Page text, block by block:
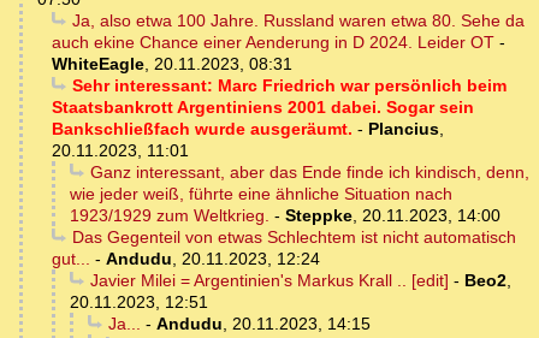
Ja, also etwa 100 Jahre. Russland waren etwa 80. Sehe da
auch ekine Chance einer Aenderung in D 2024. Leider OT -
WhiteEagle, 20.11.2023, 08:31
Sehr interessant: Marc Friedrich war persönlich beim
Staatsbankrott Argentiniens 2001 dabei. Sogar sein
Bankschließfach wurde ausgeräumt. - Plancius,
20.11.2023, 11:01
Ganz interessant, aber das Ende finde ich kindisch, denn,
wie jeder weiß, führte eine ähnliche Situation nach
1923/1929 zum Weltkrieg. - Steppke, 20.11.2023, 14:00
Das Gegenteil von etwas Schlechtem ist nicht automatisch
gut... - Andudu, 20.11.2023, 12:24
Javier Milei = Argentinien's Markus Krall .. [edit] - Beo2,
20.11.2023, 12:51
Ja... - Andudu, 20.11.2023, 14:15